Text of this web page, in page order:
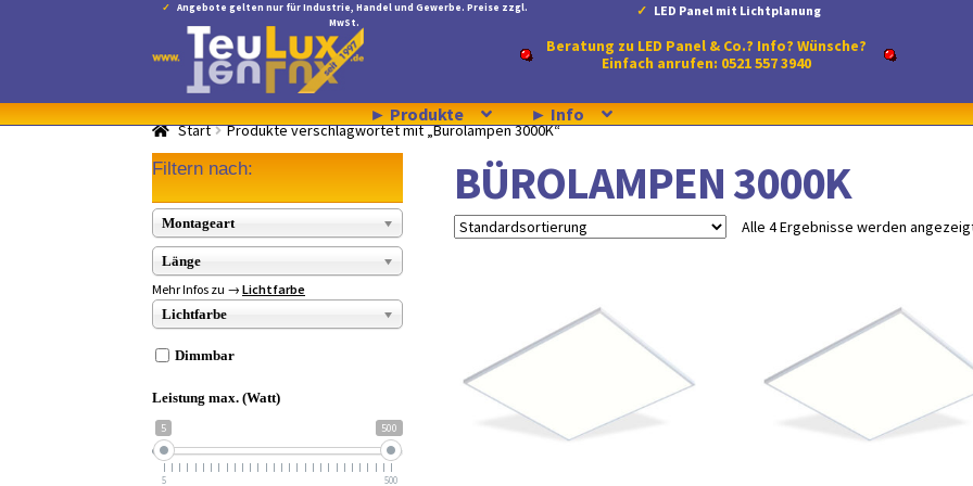
Angebote gelten nur für Industrie, Handel und Gewerbe. Preise zzgl.
MwSt.
LED Panel mit Lichtplanung
Navigation
springen
Inhalt
springen
Beratung zu LED Panel & Co.? Info? Wünsche?
Einfach anrufen: 0521 557 3940
► Produkte ► Info
Start Produkte verschlagwortet mit „Bürolampen 3000K“
BÜROLAMPEN 3000K
Alle 4 Ergebnisse werden
Filtern nach:
Montageart
Länge
Mehr Infos zu →Lichtfarbe
Lichtfarbe
Dimmbar
Leistung max. (Watt)
5 500
5 500